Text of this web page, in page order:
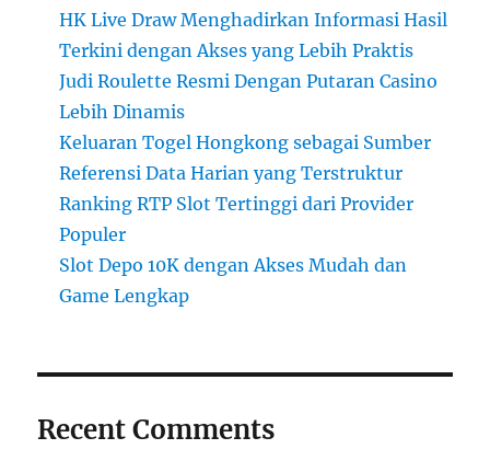
HK Live Draw Menghadirkan Informasi Hasil
Terkini dengan Akses yang Lebih Praktis
Judi Roulette Resmi Dengan Putaran Casino
Lebih Dinamis
Keluaran Togel Hongkong sebagai Sumber
Referensi Data Harian yang Terstruktur
Ranking RTP Slot Tertinggi dari Provider
Populer
Slot Depo 10K dengan Akses Mudah dan
Game Lengkap
Recent Comments